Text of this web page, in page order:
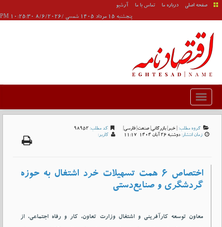
صفحه اصلی درباره ما تماس با ما
آرشیو
پنجشنبه 15 مرداد 1405 شمسی /8/6/2026 10:25:30 PM
گروه مطلب: | خبر| بازرگانی| صنعت| فارسی| کد مطلب: 98952
زمان انتشار: دوشنبه 26 آبان 1404-11:17 کاربر:
اختصاص ۶ همت تسهیلات خرد اشتغال به حوزه
گردشگری و صنایع‌دستی
معاون توسعه کارآفرینی و اشتغال وزارت تعاون، کار و رفاه اجتماعی، از